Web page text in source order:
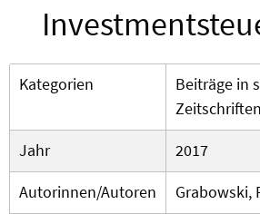
Kategorien
Beiträge in
Zeitschriften
Jahr
2017
Autorinnen/Autoren
Grabowski,